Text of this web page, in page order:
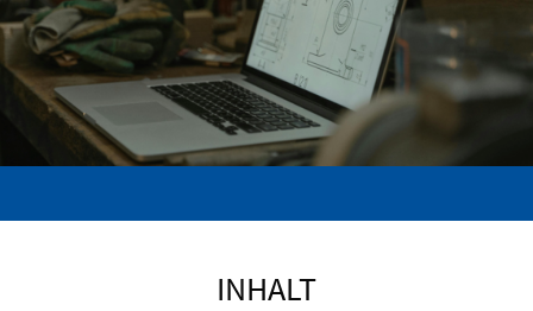
INHALT